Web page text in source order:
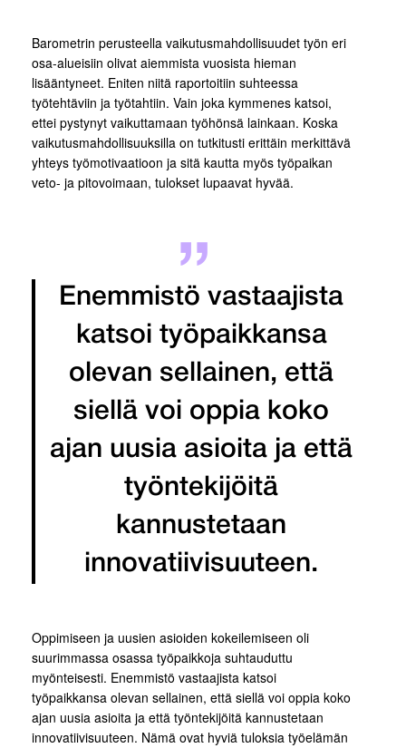
Barometrin perusteella vaikutusmahdollisuudet työn eri
osa-alueisiin olivat aiemmista vuosista hieman
lisääntyneet. Eniten niitä raportoitiin suhteessa
työtehtäviin ja työtahtiin. Vain joka kymmenes katsoi,
ettei pystynyt vaikuttamaan työhönsä lainkaan. Koska
vaikutusmahdollisuuksilla on tutkitusti erittäin merkittävä
yhteys työmotivaatioon ja sitä kautta myös työpaikan
veto- ja pitovoimaan, tulokset lupaavat hyvää.
Enemmistö vastaajista
katsoi työpaikkansa
olevan sellainen, että
siellä voi oppia koko
ajan uusia asioita ja että
työntekijöitä
kannustetaan
innovatiivisuuteen.
Oppimiseen ja uusien asioiden kokeilemiseen oli
suurimmassa osassa työpaikkoja suhtauduttu
myönteisesti. Enemmistö vastaajista katsoi
työpaikkansa olevan sellainen, että siellä voi oppia koko
ajan uusia asioita ja että työntekijöitä kannustetaan
innovatiivisuuteen. Nämä ovat hyviä tuloksia työelämän